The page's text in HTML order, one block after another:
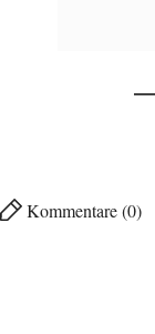
Kommentare (0)